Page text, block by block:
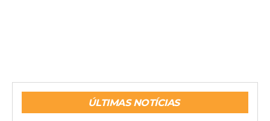
ÚLTIMAS NOTÍCIAS